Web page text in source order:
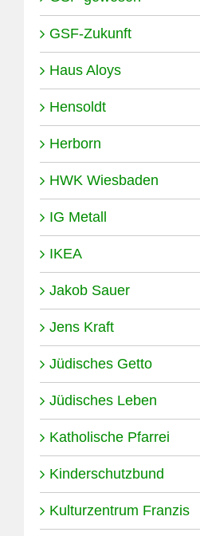
GSF-Zukunft
Haus Aloys
Hensoldt
Herborn
HWK Wiesbaden
IG Metall
IKEA
Jakob Sauer
Jens Kraft
Jüdisches Getto
Jüdisches Leben
Katholische Pfarrei
Kinderschutzbund
Kulturzentrum Franzis